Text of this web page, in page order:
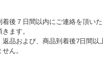
後７日間以内にご連絡を頂い
ます。
品および、商品到着後7日間以
ん。